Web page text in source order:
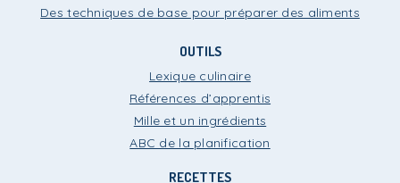
Des techniques de base pour préparer des aliments
OUTILS
Lexique culinaire
Références d’apprentis
Mille et un ingrédients
ABC de la planification
RECETTES